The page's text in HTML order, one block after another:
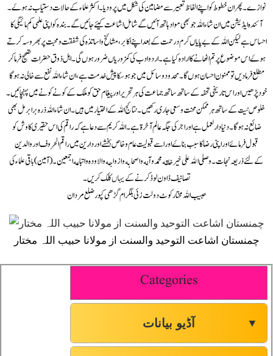
نوازے۔ پھر ان خطوط کو اپنے الفاظ تعبیر سے مضامین کی شکل میں پرو دیا۔ اکثر علماء کے حالات دستیاب نہ ہوۓ ۔
آئندہ ایڈیشن میں ان شاء اللہ جو بھی مواد ہاتھ آئیں گے شامل اشاعت کیئے جائیں گے۔ بندہ کواپنی علمی کم مائیگی کا
احساس ہے لیکن اللہ کے بے پایاں کرم درحمت کے بعد اپنے اکابر ،مشائخ واساتذہ کی شفقت و محبت پر بھروسہ کرتے
ہوۓ اس موضوع پر تم اٹھانے کا ارادہ کیا ہے ۔ اردو ادب کی کمزوریاں ضرور ہوں گی ۔ اہل ذوق حضرات تصحیح فرماکر
مطلع فرمادیں تو ممنون احسان ہوں گا ۔ محدود وسائل میں جو ہوسکا پیش خدمت ہے ،ان شاء اللہ نفع سے خالی نہ ہوگا
خود پڑھیں اور اس تاریخی تحفہ کے ساتھ ساتھ جماعت کی ہر تحریر اور پیغام حق کو ملک کے کونے کونے میں پہنچا ئیں ۔
خلوص نیت کے ساتھ ہرممکن محنت و سعی جاری رکھیں ۔ نتائج اللہ کے اختیار میں ہیں ۔ان شاءاللہ ذرہ برابر مل بھی
ضائع نہ ہوگا ۔ دنیا دار لعمل ہے اور اجر کی جگہ عالم آخرۃ ہے۔اللہ کریم سے دعا ہے کہ راقم کی اس حقیری کاوش کو
قبول فرمائے اور اپنی رضا کاسبب بناۓ اور اسے قبولیت عام و خاص بخشے اور دارین میں راقم الحروف اور والدین
کےلئے ذریعہ نجات ۔وصلى الله على خير خلقه محمد و آله واصحابه وازواجه والاوده و اتباعه اجمعین۔(آمین) باقی علماء کی
تصانیف ڈاون لوڈ کرنے کےیہاںکلک کریں۔
حبیب اللہ مختار کوٹ دولت زئی بلگرام گڑھی کپور ضلع مردان
چمنستان اشاعت التوحید والسنت از مولانا حبیب اللہ مختار
Categories
آڈیو بیانات ▼